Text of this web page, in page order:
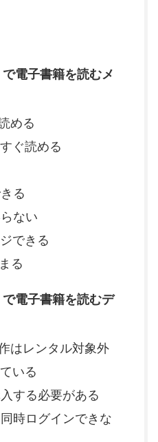
電子書籍を読むメ
める
ぐ読める
る
ない
できる
る
電子書籍を読むデ
はレンタル対象外
いる
する必要がある
時ログインできな